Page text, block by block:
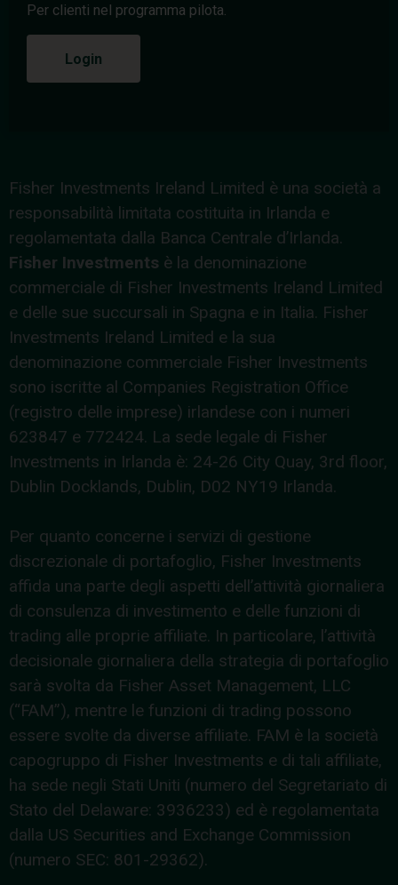
Per clienti nel programma pilota.
Login
Fisher Investments Ireland Limited è una società a
responsabilità limitata costituita in Irlanda e
regolamentata dalla Banca Centrale d’Irlanda.
Fisher Investments è la denominazione
commerciale di Fisher Investments Ireland Limited
e delle sue succursali in Spagna e in Italia. Fisher
Investments Ireland Limited e la sua
denominazione commerciale Fisher Investments
sono iscritte al Companies Registration Office
(registro delle imprese) irlandese con i numeri
623847 e 772424. La sede legale di Fisher
Investments in Irlanda è: 24-26 City Quay, 3rd floor,
Dublin Docklands, Dublin, D02 NY19 Irlanda.
Per quanto concerne i servizi di gestione
discrezionale di portafoglio, Fisher Investments
affida una parte degli aspetti dell’attività giornaliera
di consulenza di investimento e delle funzioni di
trading alle proprie affiliate. In particolare, l’attività
decisionale giornaliera della strategia di portafoglio
sarà svolta da Fisher Asset Management, LLC
(“FAM”), mentre le funzioni di trading possono
essere svolte da diverse affiliate. FAM è la società
capogruppo di Fisher Investments e di tali affiliate,
ha sede negli Stati Uniti (numero del Segretariato di
Stato del Delaware: 3936233) ed è regolamentata
dalla US Securities and Exchange Commission
(numero SEC: 801-29362).